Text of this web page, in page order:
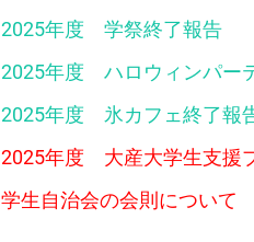
2025年度 学祭終了報告
2025年度 ハロウィンパー
2025年度 氷カフェ終了報
2025年度 大産大学生支援
学生自治会の会則について